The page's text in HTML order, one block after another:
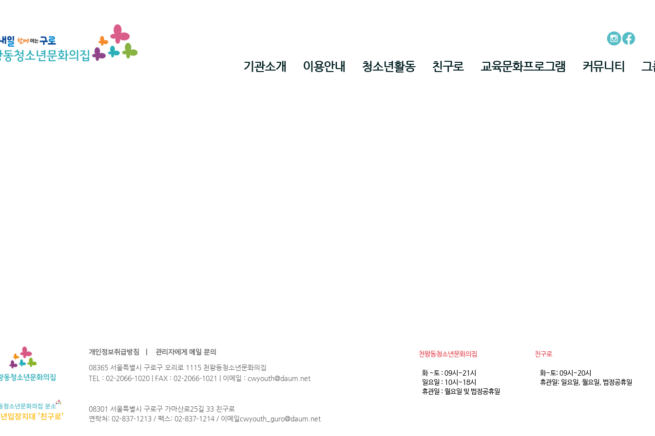
기관소개 이용안내 청소년활동 친구로 교육문화프로그램 커뮤니티 그
개인정보취급방침
관리자에게 메일 문의
08365 서울특별시 구로구 오리로 1115 천왕동청소년문화의집
TEL : 02-2066-1020 | FAX : 02-2066-1021 | 이메일 : cwyouth@daum.net
08301 서울특별시 구로구 가마산로25길 33 친구로
연락처: 02-837-1213 / 팩스: 02-837-1214 / 이메일cwyouth_guro@daum.net
​천왕동청소년문화의집
화 ~토 : 09시~21시
일요일 : 10시~18시
휴관일 : 월요일 및 법정공휴일
친구로
화~토: 09시~20시
휴관일: 일요일, 월요일, 법정공휴일